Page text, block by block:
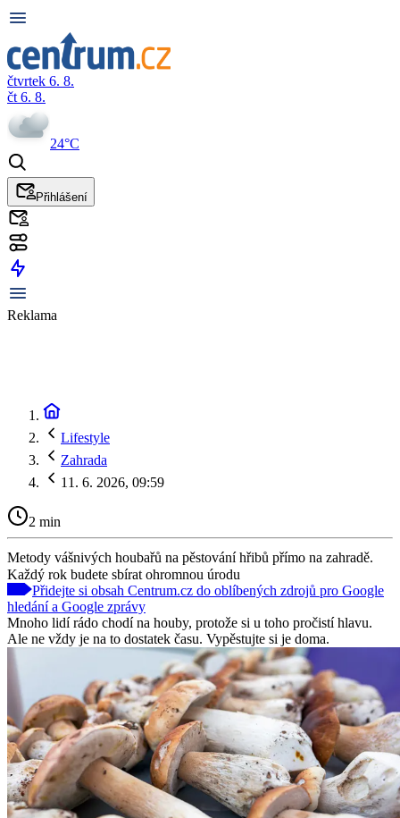
čtvrtek 6. 8.
čt 6. 8.
24°C
Přihlášení
Reklama
Lifestyle
Zahrada
11. 6. 2026, 09:59
2 min
Metody vášnivých houbařů na pěstování hřibů přímo na zahradě.
Každý rok budete sbírat ohromnou úrodu
Přidejte si obsah Centrum.cz do oblíbených zdrojů pro Google
hledání a Google zprávy
Mnoho lidí rádo chodí na houby, protože si u toho pročistí hlavu.
Ale ne vždy je na to dostatek času. Vypěstujte si je doma.